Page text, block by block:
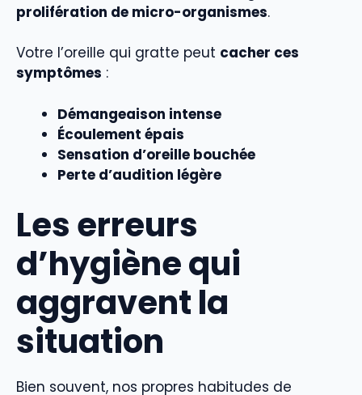
prolifération de micro-organismes.
Votre l’oreille qui gratte peut cacher ces
symptômes :
Démangeaison intense
Écoulement épais
Sensation d’oreille bouchée
Perte d’audition légère
Les erreurs
d’hygiène qui
aggravent la
situation
Bien souvent, nos propres habitudes de